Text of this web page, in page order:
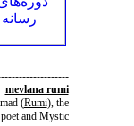
mevlana rumi
(Rumi), the
and Mystic